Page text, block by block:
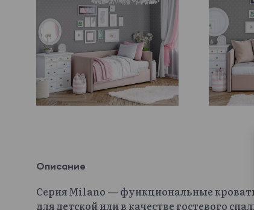
Описание
Серия Milano — функциональные
для детской или в качестве гостевого